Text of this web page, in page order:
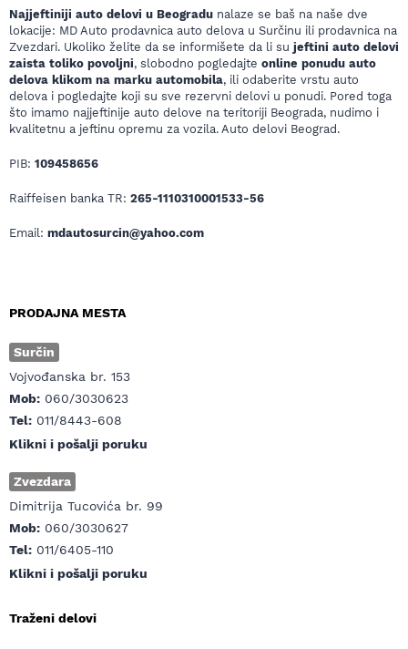
Najjeftiniji auto delovi u Beogradu nalaze se baš na naše dve
lokacije: MD Auto prodavnica auto delova u Surčinu ili prodavnica na
Zvezdari. Ukoliko želite da se informišete da li su jeftini auto delovi
zaista toliko povoljni, slobodno pogledajte online ponudu auto
delova klikom na marku automobila, ili odaberite vrstu auto
delova i pogledajte koji su sve rezervni delovi u ponudi. Pored toga
što imamo najjeftinije auto delove na teritoriji Beograda, nudimo i
kvalitetnu a jeftinu opremu za vozila. Auto delovi Beograd.
PIB: 109458656
Raiffeisen banka TR: 265-1110310001533-56
Email: mdautosurcin@yahoo.com
PRODAJNA MESTA
Surčin
Vojvođanska br. 153
Mob: 060/3030623
Tel: 011/8443-608
Klikni i pošalji poruku
Zvezdara
Dimitrija Tucovića br. 99
Mob: 060/3030627
Tel: 011/6405-110
Klikni i pošalji poruku
Traženi delovi